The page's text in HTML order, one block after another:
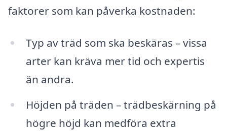
faktorer som kan påverka kostnaden:
Typ av träd som ska beskäras – vissa
arter kan kräva mer tid och expertis
än andra.
Höjden på träden – trädbeskärning på
högre höjd kan medföra extra